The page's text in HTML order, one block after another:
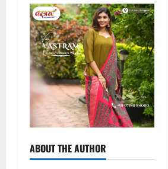
ABOUT THE AUTHOR